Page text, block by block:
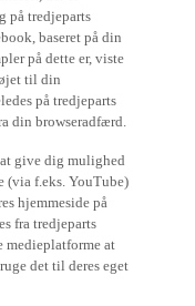
på tredjeparts
baseret på din
på dette er, viste
til din
på tredjeparts
din browseradfærd.
give dig mulighed
(via f.eks. YouTube)
hjemmeside på
fra tredjeparts
medieplatforme at
det til deres eget